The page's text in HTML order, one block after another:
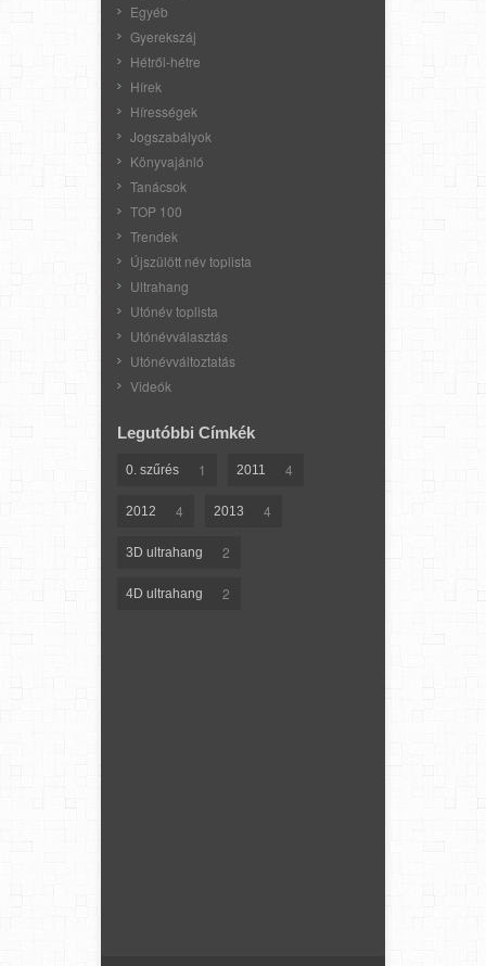
Egyéb
Gyerekszáj
Hétről-hétre
Hírek
Hírességek
Jogszabályok
Könyvajánló
Tanácsok
TOP 100
Trendek
Újszülött név toplista
Ultrahang
Utónév toplista
Utónévválasztás
Utónévváltoztatás
Videók
Legutóbbi Címkék
0. szűrés 1 2011 4
2012 4 2013 4
3D ultrahang 2
4D ultrahang 2